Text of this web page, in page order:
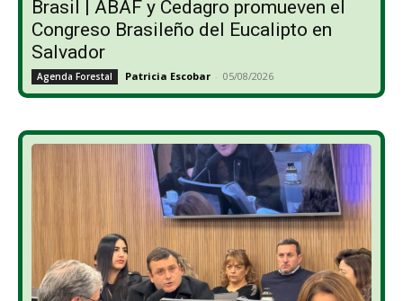
Brasil | ABAF y Cedagro promueven el
Congreso Brasileño del Eucalipto en
Salvador
Agenda Forestal Patricia Escobar - 05/08/2026